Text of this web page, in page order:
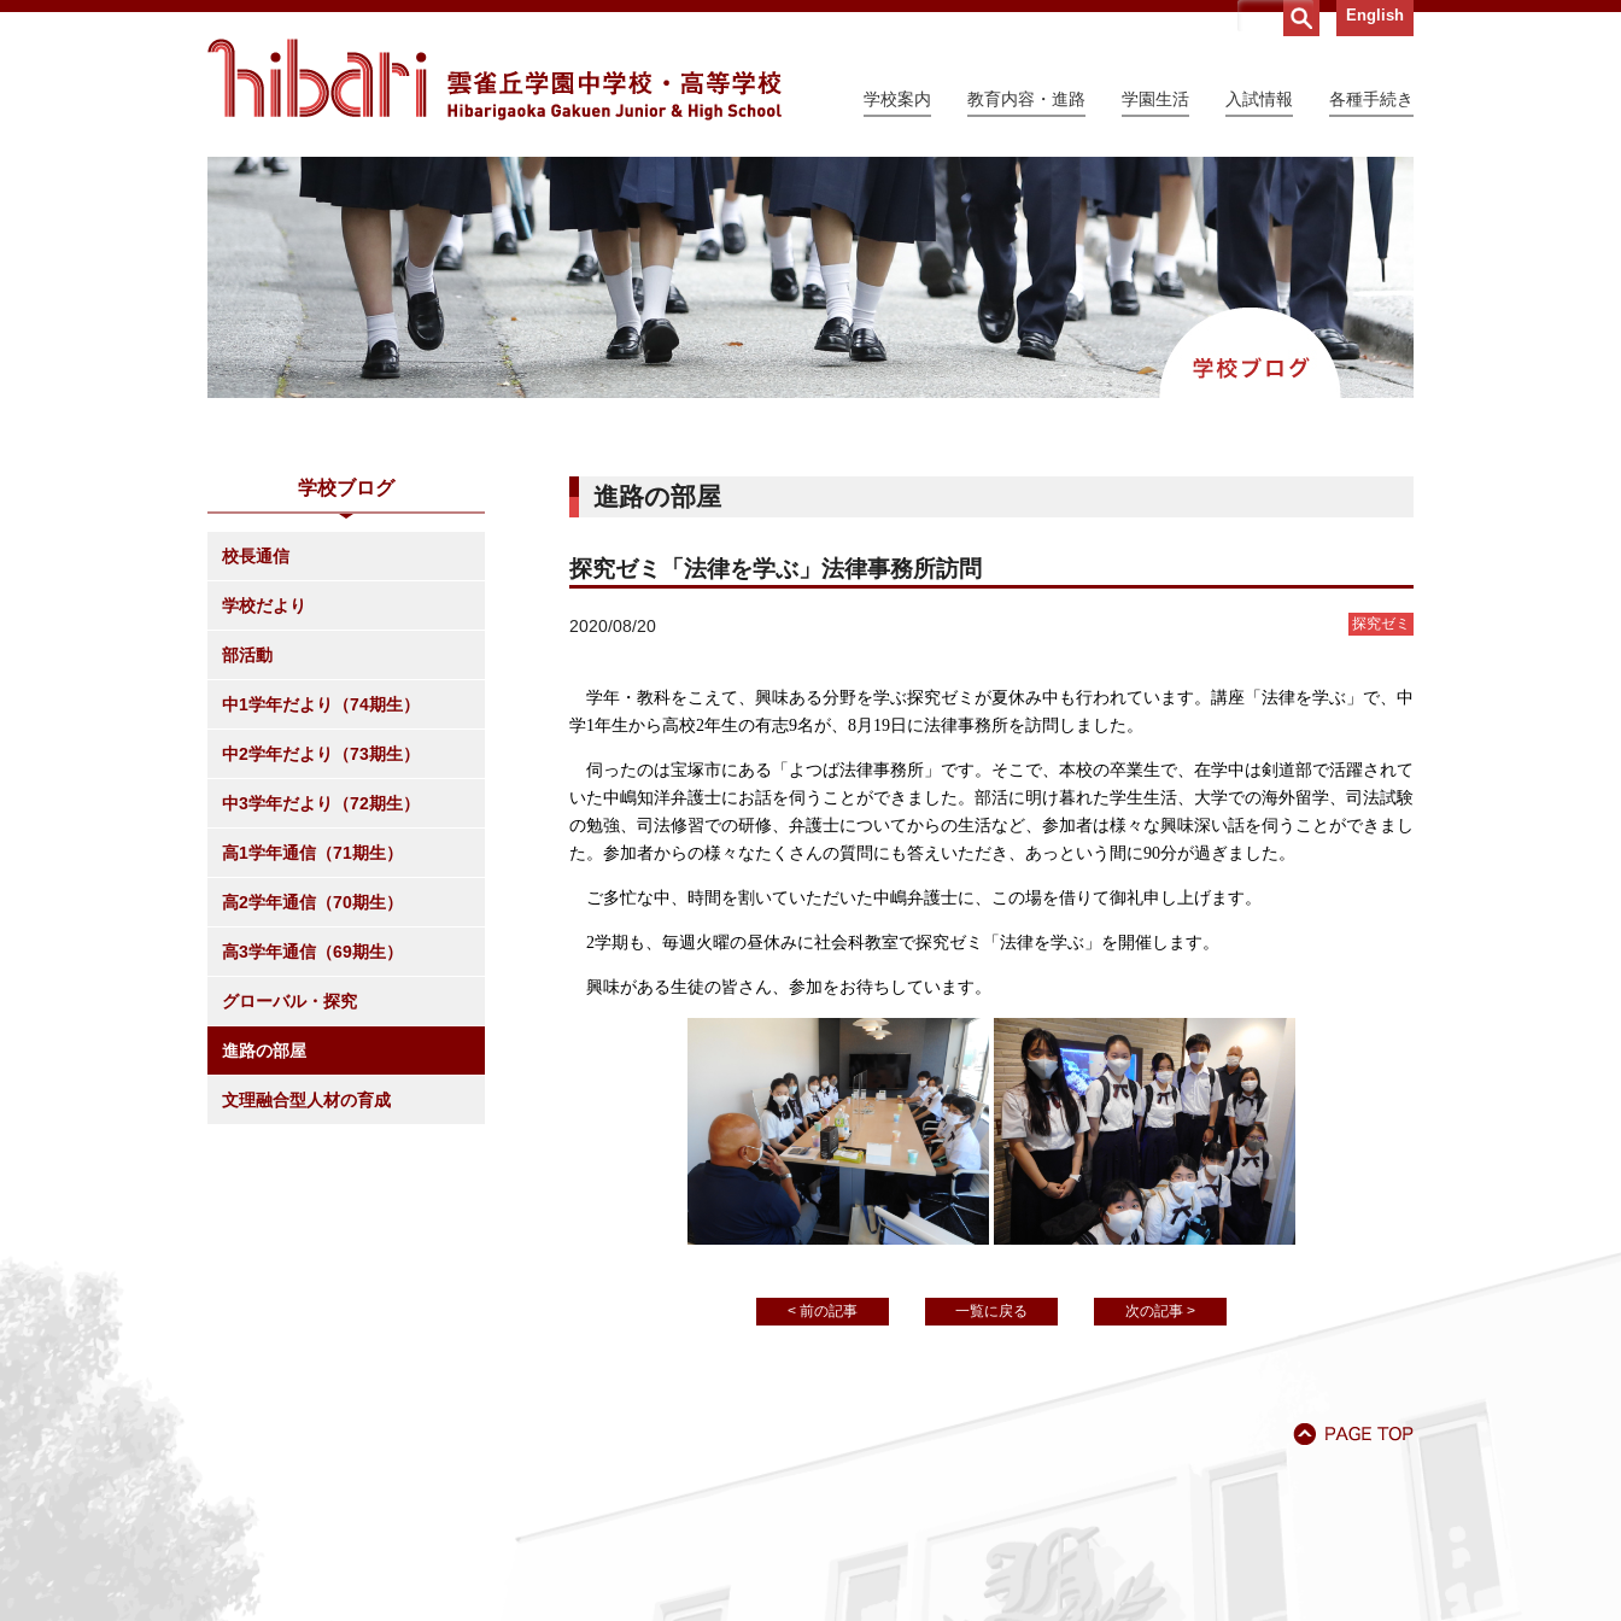
English
学校案内 教育内容・進路 学園生活 入試情報 各種手続き
進路の部屋
探究ゼミ「法律を学ぶ」法律事務所訪問
2020/08/20 探究ゼミ
学年・教科をこえて、興味ある分野を学ぶ探究ゼミが夏休み中も行われています。講座「法律を学ぶ」で、 中
学1年生から高校2年生の有志9名が、8月19日に法律事務所を訪問しました。
伺ったのは宝塚市にある「よつば法律事務所」です。そこで、本校の卒業生で、在学中は剣道部で活躍されて
いた中嶋知洋弁護士にお話を伺うことができました。 部活に明け暮れた学生生活、大学での海外留学、司法試験
の勉強、司法修習での研修、弁護士についてからの生活など、参加者は様々な興味深い話を伺うことができまし
た。参加者からの様々なたくさんの質問にも答えいただき、あっという間に90分が過ぎました。
ご多忙な中、時間を割いていただいた中嶋弁護士に、この場を借りて御礼申し上げます。
2学期も、毎週火曜の昼休みに社会科教室で探究ゼミ「法律を学ぶ」 を開催します。
興味がある生徒の皆さん、参加をお待ちしています。
< 前の記事 一覧に戻る 次の記事 >
学校ブログ
校長通信
学校だより
部活動
中1学年だより（74期生）
中2学年だより（73期生）
中3学年だより（72期生）
高1学年通信（71期生）
高2学年通信（70期生）
高3学年通信（69期生）
グローバル・探究
進路の部屋
文理融合型人材の育成